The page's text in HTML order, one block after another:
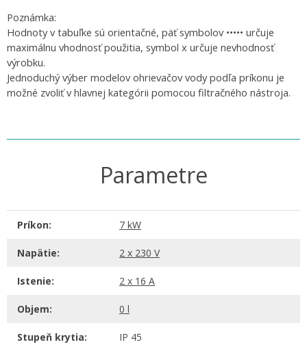
Poznámka:
Hodnoty v tabuľke sú orientačné, päť symbolov ••••• určuje
maximálnu vhodnosť použitia, symbol x určuje nevhodnosť
výrobku.
Jednoduchý výber modelov ohrievačov vody podľa príkonu je
možné zvoliť v hlavnej kategórii pomocou filtračného nástroja.
Parametre
Príkon: 7 kW
Napätie: 2 x 230 V
Istenie: 2 x 16 A
Objem: 0 l
Stupeň krytia: IP 45